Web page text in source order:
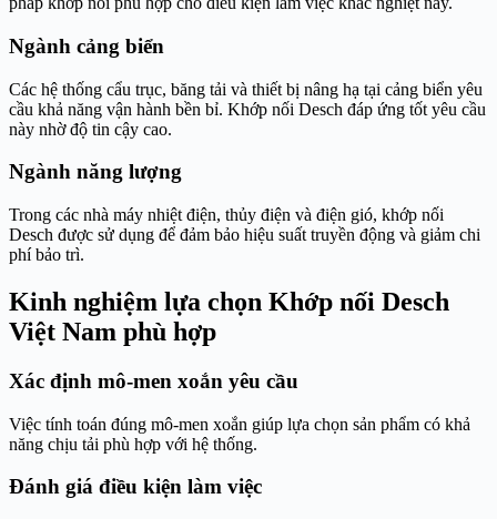
Ngành cảng biển
Các hệ thống cẩu trục, băng tải và thiết bị nâng hạ tại cảng biển yêu
cầu khả năng vận hành bền bỉ. Khớp nối Desch đáp ứng tốt yêu cầu
này nhờ độ tin cậy cao.
Ngành năng lượng
Trong các nhà máy nhiệt điện, thủy điện và điện gió, khớp nối
Desch được sử dụng để đảm bảo hiệu suất truyền động và giảm chi
phí bảo trì.
Kinh nghiệm lựa chọn Khớp nối Desch
Việt Nam phù hợp
Xác định mô-men xoắn yêu cầu
Việc tính toán đúng mô-men xoắn giúp lựa chọn sản phẩm có khả
năng chịu tải phù hợp với hệ thống.
Đánh giá điều kiện làm việc